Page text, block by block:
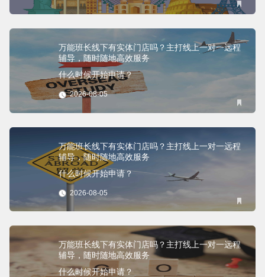
万能班长线下有实体门店吗？主打线上一对一远程
辅导，随时随地高效服务
什么时候开始申请？
2026-08-05
万能班长线下有实体门店吗？主打线上一对一远程
辅导，随时随地高效服务
什么时候开始申请？
2026-08-05
万能班长线下有实体门店吗？主打线上一对一远程
辅导，随时随地高效服务
什么时候开始申请？